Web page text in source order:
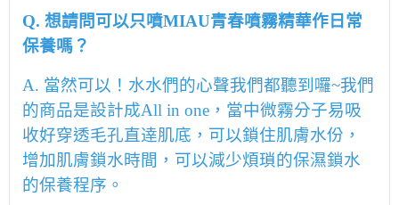
Q. 想請問可以只噴MIAU青春噴霧精華作日常
保養嗎？
A. 當然可以！水水們的心聲我們都聽到囉~我們
的商品是設計成All in one，當中微霧分子易吸
收好穿透毛孔直逹肌底， 可以鎖住肌膚水份，
增加肌膚鎖水時間， 可以減少煩瑣的保濕鎖水
的保養程序 。